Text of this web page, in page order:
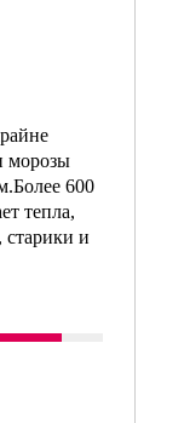
морозы
600
тепла,
и